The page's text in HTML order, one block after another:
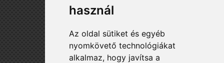
használ
Az oldal sütiket és egyéb
nyomkövető technológiákat
alkalmaz, hogy javítsa a